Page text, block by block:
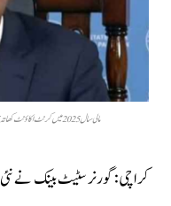
مالی سال2025 میں کرنٹ اکاؤنٹ کھاتہ 0.5 فیصد خسارے سے 0.5 فیصد سرپلس کے درمیان رہے گا ۔
کراچی: گورنر سٹیٹ بینک نے نئی